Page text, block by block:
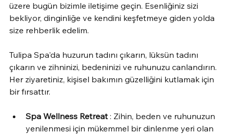
üzere bugün bizimle iletişime geçin. Esenliğiniz sizi
bekliyor, dinginliğe ve kendini keşfetmeye giden yolda
size rehberlik edelim.
Tulipa Spa'da huzurun tadını çıkarın, lüksün tadını
çıkarın ve zihninizi, bedeninizi ve ruhunuzu canlandırın.
Her ziyaretiniz, kişisel bakımın güzelliğini kutlamak için
bir fırsattır.
Spa Wellness Retreat : Zihin, beden ve ruhunuzun
yenilenmesi için mükemmel bir dinlenme yeri olan